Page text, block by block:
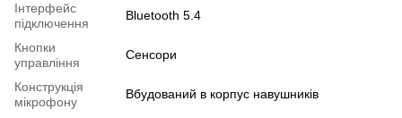
Інтерфейс
підключення
Bluetooth 5.4
Кнопки
управління
Сенсори
Конструкція
мікрофону
Вбудований в корпус навушників